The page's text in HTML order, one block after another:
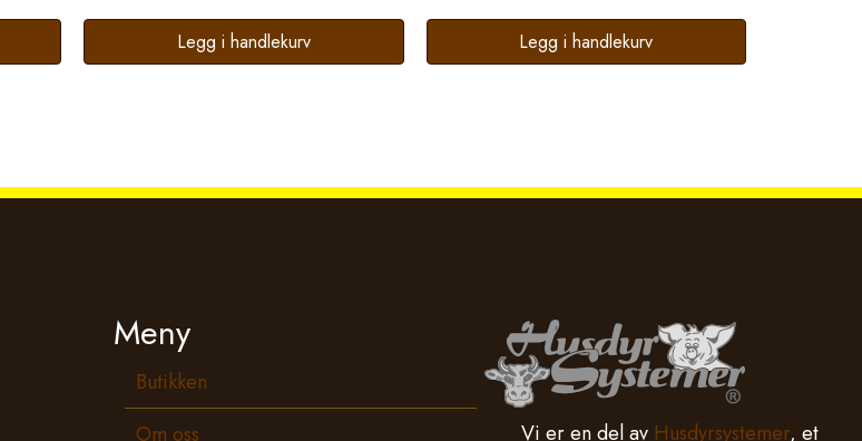
Legg i handlekurv Legg i handlekurv
Meny
Butikken
Om oss
Vi er en del av Husdyrsystemer, et